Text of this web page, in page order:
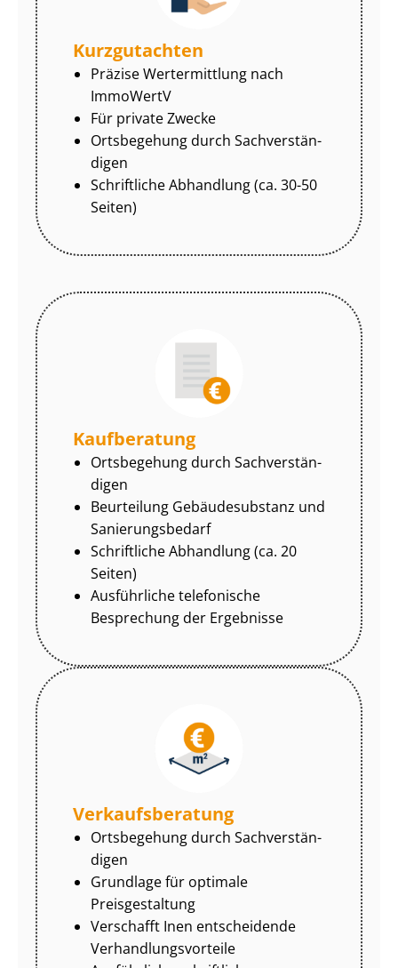
Kurzgutachten
Präzise Wertermittlung nach
ImmoWertV
Für private Zwecke
Ortsbegehung durch Sach­ver­stän­
di­gen
Schriftliche Abhandlung (ca. 30-50
Seiten)
Kaufberatung
Ortsbegehung durch Sach­ver­stän­
di­gen
Beurteilung Gebäudesubstanz und
Sa­nie­rungs­be­darf
Schriftliche Abhandlung (ca. 20
Seiten)
Ausführliche telefonische
Besprechung der Ergebnisse
Ver­kaufs­be­ra­tung
Ortsbegehung durch Sach­ver­stän­
di­gen
Grundlage für optimale
Preisgestaltung
Verschafft Inen entscheidende
Ver­hand­lungs­vor­tei­le